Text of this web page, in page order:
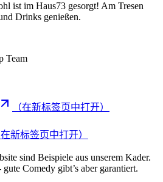
ist im Haus73 gesorgt! Am Tresen
Drinks genießen.
Team
（在新标签页中打开）
在新标签页中打开）
sind Beispiele aus unserem Kader.
Comedy gibt’s aber garantiert.